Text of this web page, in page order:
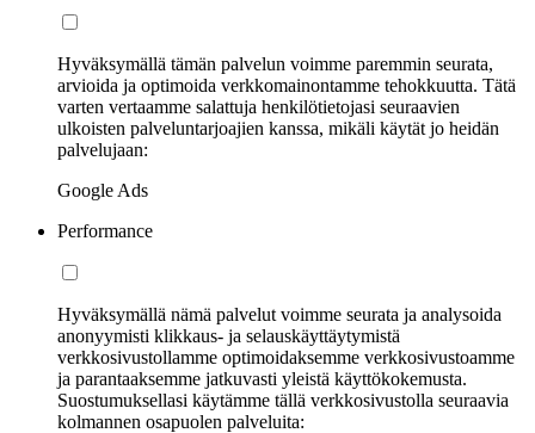
Hyväksymällä tämän palvelun voimme paremmin seurata,
arvioida ja optimoida verkkomainontamme tehokkuutta. Tätä
varten vertaamme salattuja henkilötietojasi seuraavien
ulkoisten palveluntarjoajien kanssa, mikäli käytät jo heidän
palvelujaan:
Google Ads
Performance
Hyväksymällä nämä palvelut voimme seurata ja analysoida
anonyymisti klikkaus- ja selauskäyttäytymistä
verkkosivustollamme optimoidaksemme verkkosivustoamme
ja parantaaksemme jatkuvasti yleistä käyttökokemusta.
Suostumuksellasi käytämme tällä verkkosivustolla seuraavia
kolmannen osapuolen palveluita: